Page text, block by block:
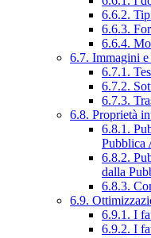
6.6.2.
6.6.3.
6.6.4.
6.7. Immagini
6.7.1.
6.7.2.
6.7.3.
6.8. Proprietà
6.8.1.
Pubblica
6.8.2.
dalla
6.8.3.
6.9.
6.9.1. I
6.9.2. I